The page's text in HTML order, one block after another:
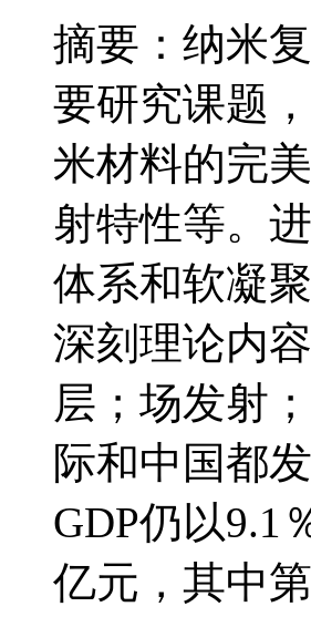
摘要：纳米
要研究课题
米材料的完
射特性等。
体系和软凝
深刻理论内
层；场发射
际和中国都
GDP仍以9.1
亿元，其中